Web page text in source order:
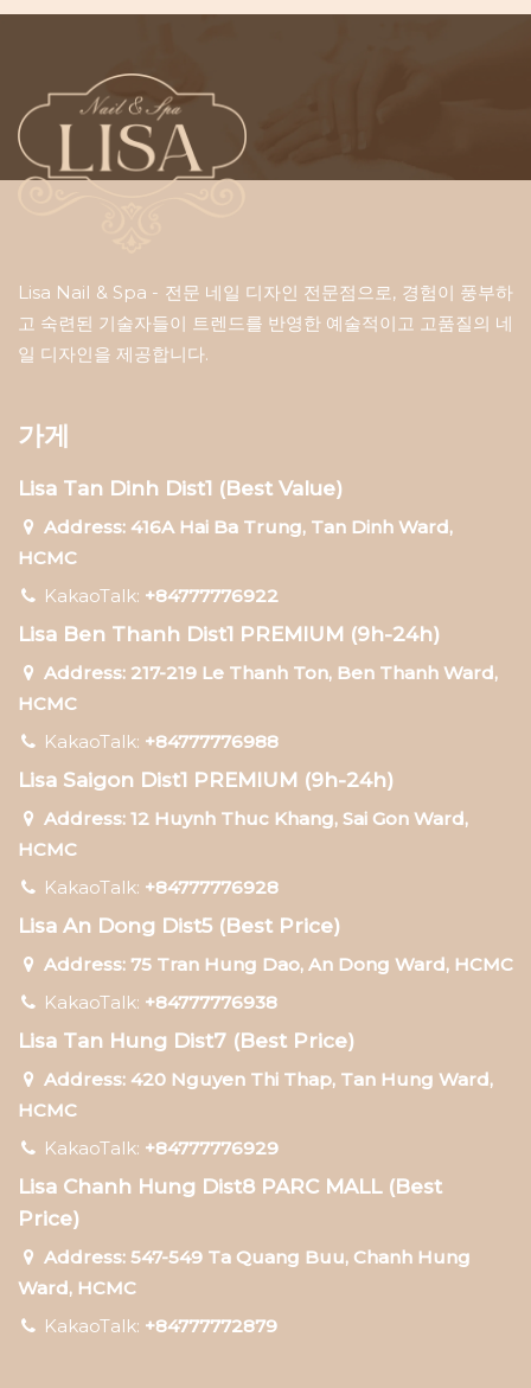
Lisa Nail & Spa - 전문 네일 디자인 전문점으로, 경험이 풍부하
고 숙련된 기술자들이 트렌드를 반영한 ​​예술적이고 고품질의 네
일 디자인을 제공합니다.
가게
Lisa Tan Dinh Dist1 (Best Value)
Address: 416A Hai Ba Trung, Tan Dinh Ward,
HCMC
KakaoTalk: +84777776922
Lisa Ben Thanh Dist1 PREMIUM (9h-24h)
Address: 217-219 Le Thanh Ton, Ben Thanh Ward,
HCMC
KakaoTalk: +84777776988
Lisa Saigon Dist1 PREMIUM (9h-24h)
Address: 12 Huynh Thuc Khang, Sai Gon Ward,
HCMC
KakaoTalk: +84777776928
Lisa An Dong Dist5 (Best Price)
Address: 75 Tran Hung Dao, An Dong Ward, HCMC
KakaoTalk: +84777776938
Lisa Tan Hung Dist7 (Best Price)
Address: 420 Nguyen Thi Thap, Tan Hung Ward,
HCMC
KakaoTalk: +84777776929
Lisa Chanh Hung Dist8 PARC MALL (Best
Price)
Address: 547-549 Ta Quang Buu, Chanh Hung
Ward, HCMC
KakaoTalk: +84777772879